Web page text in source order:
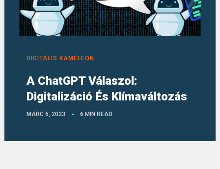
DIGITÁLIS KAMÉLEON
A ChatGPT Válaszol:
Digitalizáció És Klímaváltozás
MÁRC 6, 2023 6 MIN READ